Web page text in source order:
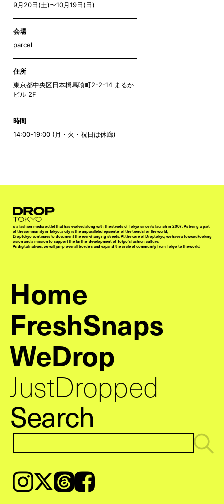
9月20日(土)〜10月19日(日)
会場
parcel
住所
東京都中央区日本橋馬喰町2-2-14 まるか
ビル 2F
時間
14:00-19:00 (月・火・祝日は休廊)
Droptokyo
is a fashion media outlet that has evolved along with the streets of Tokyo since its launch in 2007. As being a part
of the community in Tokyo, a city is the unparalleled epicenter of the trends for the world,
Droptokyo continues to document the ever-changing streets. At the core of Droptokyo, we have a forward-looking
vision and a mission to support the further development of Tokyo’s fashion culture.
As digital natives, we will jump over all borders and expand the circle of community from Tokyo to the world.
Home
FreshSnaps
WeDrop
JustDropped
Search
Instagram𝕏ThreadsFacebook